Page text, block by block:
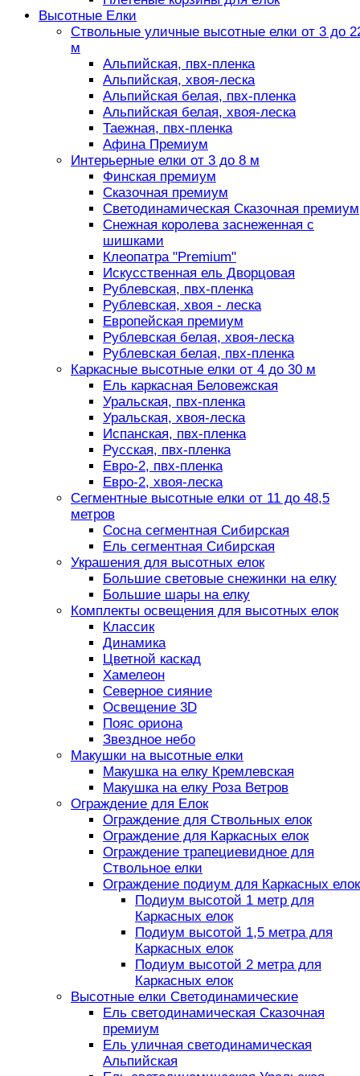
Высотные Елки
Ствольные уличные высотные елки от 3 до
м
Альпийская, пвх-пленка
Альпийская, хвоя-леска
Альпийская белая, пвх-пленка
Альпийская белая, хвоя-леска
Таежная, пвх-пленка
Афина Премиум
Интерьерные елки от 3 до 8 м
Финская премиум
Сказочная премиум
Светодинамическая Сказочная премиум
Снежная королева заснеженная с
шишками
Клеопатра "Premium"
Искусственная ель Дворцовая
Рублевская, пвх-пленка
Рублевская, хвоя - леска
Европейская премиум
Рублевская белая, хвоя-леска
Рублевская белая, пвх-пленка
Каркасные высотные елки от 4 до 30 м
Ель каркасная Беловежская
Уральская, пвх-пленка
Уральская, хвоя-леска
Испанская, пвх-пленка
Русская, пвх-пленка
Евро-2, пвх-пленка
Евро-2, хвоя-леска
Сегментные высотные елки от 11 до 48,5
метров
Сосна сегментная Сибирская
Ель сегментная Сибирская
Украшения для высотных елок
Большие световые снежинки на елку
Большие шары на елку
Комплекты освещения для высотных елок
Классик
Динамика
Цветной каскад
Хамелеон
Северное сияние
Освещение 3D
Пояс ориона
Звездное небо
Макушки на высотные елки
Макушка на елку Кремлевская
Макушка на елку Роза Ветров
Ограждение для Елок
Ограждение для Ствольных елок
Ограждение для Каркасных елок
Ограждение трапециевидное для
Ствольное елки
Ограждение подиум для Каркасных елок
Подиум высотой 1 метр для
Каркасных елок
Подиум высотой 1,5 метра для
Каркасных елок
Подиум высотой 2 метра для
Каркасных елок
Высотные елки Светодинамические
Ель светодинамическая Сказочная
премиум
Ель уличная светодинамическая
Альпийская